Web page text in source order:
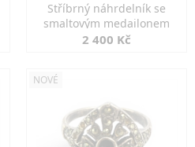
Stříbrný náhrdelník se
smaltovým medailonem
2 400 Kč
NOVÉ